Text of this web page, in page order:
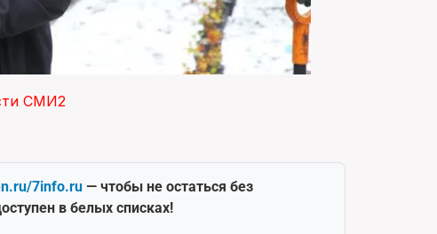
СМИ2
7info.ru — чтобы не остаться без
в белых списках!